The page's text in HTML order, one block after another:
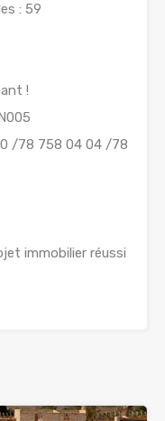
: 59
!
/78 758 04 04 /78
immobilier réussi